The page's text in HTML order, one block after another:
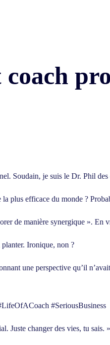
Soudain, je suis le Dr. Phil des
plus efficace du monde ?
de manière synergique ». En
Ironique, non ?
une perspective qu’il
#SeriousBusiness
Juste changer des vies, tu sais. »